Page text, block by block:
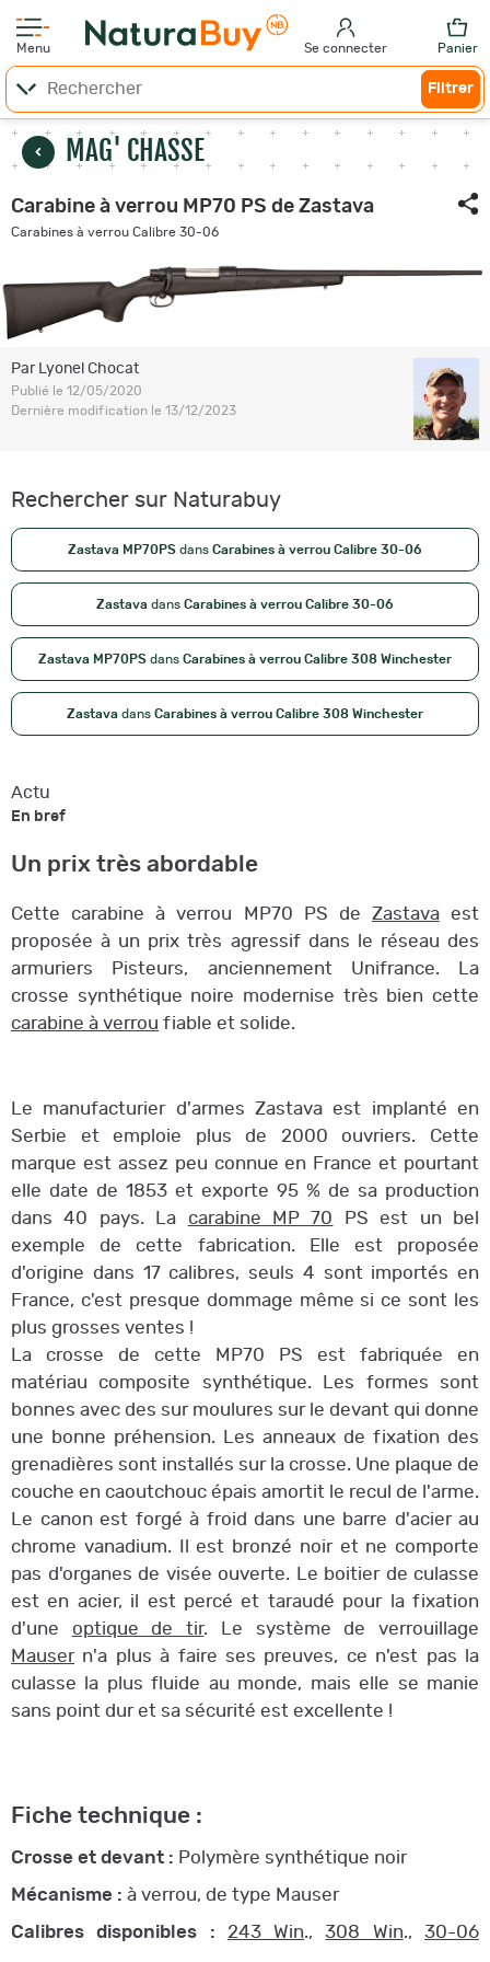
Menu Se connecter Panier
Filtrer
MAG' CHASSE
Carabine à verrou MP70 PS de Zastava
Carabines à verrou Calibre 30-06
Par Lyonel Chocat
Publié le 12/05/2020
Dernière modification le 13/12/2023
Rechercher sur Naturabuy
Zastava MP70PS dans Carabines à verrou Calibre 30-06
Zastava dans Carabines à verrou Calibre 30-06
Zastava MP70PS dans Carabines à verrou Calibre 308 Winchester
Zastava dans Carabines à verrou Calibre 308 Winchester
Actu
En bref
Un prix très abordable
Cette carabine à verrou MP70 PS de Zastavaest
proposée à un prix très agressif dans le réseau des
armuriers Pisteurs, anciennement Unifrance. La
crosse synthétique noire modernise très bien cette
carabine à verrou fiable et solide.
Le manufacturier d'armes Zastava est implanté en
Serbie et emploie plus de 2000 ouvriers. Cette
marque est assez peu connue en France et pourtant
elle date de 1853 et exporte 95 % de sa production
dans 40 pays. La carabine MP 70 PS est un bel
exemple de cette fabrication. Elle est proposée
d'origine dans 17 calibres, seuls 4 sont importés en
France, c'est presque dommage même si ce sont les
plus grosses ventes !
La crosse de cette MP70 PS est fabriquée en
matériau composite synthétique. Les formes sont
bonnes avec des sur moulures sur le devant qui donne
une bonne préhension. Les anneaux de fixation des
grenadières sont installés sur la crosse. Une plaque de
couche en caoutchouc épais amortit le recul de l'arme.
Le canon est forgé à froid dans une barre d'acier au
chrome vanadium. Il est bronzé noir et ne comporte
pas d'organes de visée ouverte. Le boitier de culasse
est en acier, il est percé et taraudé pour la fixation
d'une optique de tir. Le système de verrouillage
Mausern'a plus à faire ses preuves, ce n'est pas la
culasse la plus fluide au monde, mais elle se manie
sans point dur et sa sécurité est excellente !
Fiche technique :
Crosse et devant : Polymère synthétique noir
Mécanisme : à verrou, de type Mauser
Calibres disponibles : 243 Win.,308 Win.,30-06